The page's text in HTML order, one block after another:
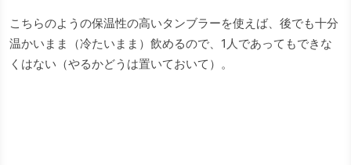
こちらのようの保温性の高いタンブラーを使えば、後でも十分
温かいまま（冷たいまま）飲めるので、1人であってもできな
くはない（やるかどうは置いておいて）。